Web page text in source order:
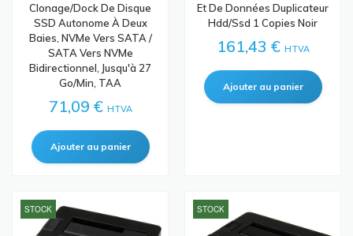
Clonage/Dock De Disque
SSD Autonome À Deux
Baies, NVMe Vers SATA /
SATA Vers NVMe
Bidirectionnel, Jusqu'à 27
Go/min, TAA
71,09 € HTVA
Et De Données Duplicateur
Hdd/ssd 1 Copies Noir
161,43 € HTVA
STOCK STOCK